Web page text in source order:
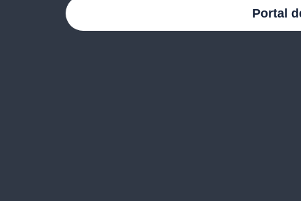
Portal